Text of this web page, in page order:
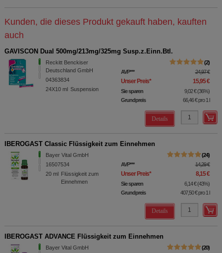
Kunden, die dieses Produkt gekauft haben, kauften
auch
GAVISCON Dual 500mg/213mg/325mg Susp.z.Einn.Btl.
Reckitt Benckiser
Deutschland GmbH
04363834
24X10 ml Suspension
2
AVP*** 24,97 €
Unser Preis* 15,95 €
Sie sparen 9,02 € (36%)
Grundpreis
66,46 €pro 1 l
Details
IBEROGAST Classic Flüssigkeit zum Einnehmen
Bayer Vital GmbH
16507534
20 ml Flüssigkeit zum
Einnehmen
24
AVP*** 14,29 €
Unser Preis* 8,15 €
Sie sparen 6,14 € (43%)
Grundpreis
407,50 €pro 1 l
Details
IBEROGAST ADVANCE Flüssigkeit zum Einnehmen
Bayer Vital GmbH
20